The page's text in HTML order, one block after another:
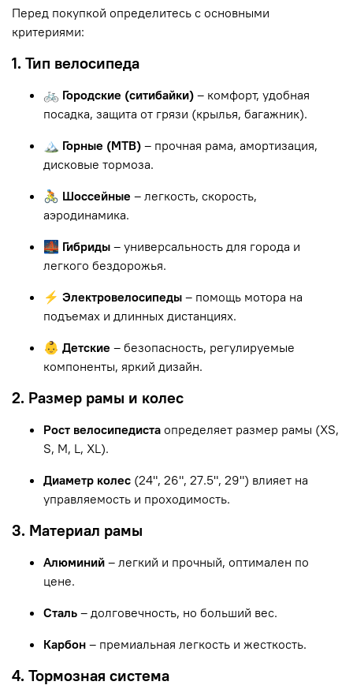
Перед покупкой определитесь с основными
критериями:
1. Тип велосипеда
🚲 Городские (ситибайки) – комфорт, удобная
посадка, защита от грязи (крылья, багажник).
🏔 Горные (MTB) – прочная рама, амортизация,
дисковые тормоза.
🚴 Шоссейные – легкость, скорость,
аэродинамика.
🌉 Гибриды – универсальность для города и
легкого бездорожья.
⚡ Электровелосипеды – помощь мотора на
подъемах и длинных дистанциях.
👶 Детские – безопасность, регулируемые
компоненты, яркий дизайн.
2. Размер рамы и колес
Рост велосипедиста определяет размер рамы (XS,
S, M, L, XL).
Диаметр колес (24", 26", 27.5", 29") влияет на
управляемость и проходимость.
3. Материал рамы
Алюминий – легкий и прочный, оптимален по
цене.
Сталь – долговечность, но больший вес.
Карбон – премиальная легкость и жесткость.
4. Тормозная система